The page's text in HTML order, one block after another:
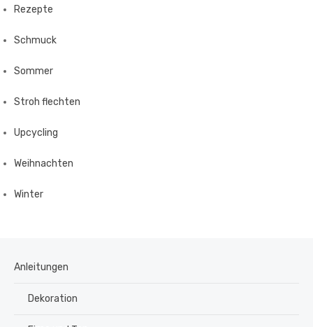
Rezepte
Schmuck
Sommer
Stroh flechten
Upcycling
Weihnachten
Winter
Anleitungen
Dekoration